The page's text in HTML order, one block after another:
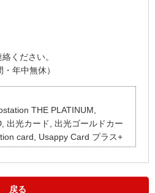
ください。
年中無休）
THE PLATINUM,
出光カード, 出光ゴールドカー
card, Usappy Card プラス+
戻る